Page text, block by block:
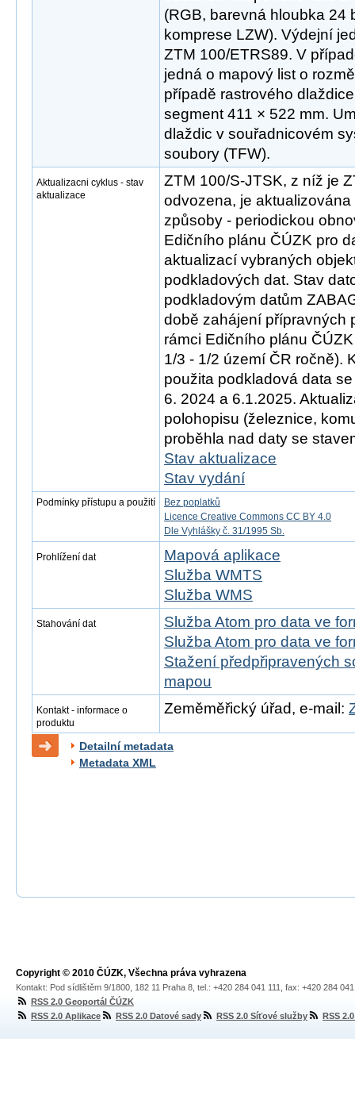
(RGB, barevná hloubka 24
komprese LZW). Výdejní
ZTM 100/ETRS89. V
jedná o mapový list o
případě rastrového
segment 411 × 522 mm.
dlaždic v souřadnicovém
soubory (TFW).
Aktualizacni cyklus - stav
aktualizace
ZTM 100/S-JTSK, z níž je
odvozena, je
způsoby - periodickou
Edičního plánu ČÚZK pro
aktualizací vybraných
podkladových dat. Stav
podkladovým datům
době zahájení přípravných
rámci Edičního plánu
1/3 - 1/2 území ČR ročně).
použita podkladová data
6. 2024 a 6.1.2025.
polohopisu (železnice,
proběhla nad daty se
Stav aktualizace
Stav vydání
Podmínky přístupu a použití
Bez poplatků
Licence Creative Commons CC BY 4.0
Dle Vyhlášky č. 31/1995 Sb.
Prohlížení dat
Mapová aplikace
Služba WMTS
Služba WMS
Stahování dat
Služba Atom pro data ve
Služba Atom pro data ve
Stažení předpřipravených
mapou
Kontakt - informace o
produktu
Zeměměřický úřad, e-mail:
Detailní metadata
Metadata XML
Copyright © 2010 ČÚZK, Všechna práva vyhrazena
Kontakt: Pod sídlištěm 9/1800, 182 11 Praha 8, tel.: +420 284 041 111, fax: +420 284
RSS 2.0 Geoportál ČÚZK
RSS 2.0 Aplikace
RSS 2.0 Datové sady RSS 2.0 Síťové služby RSS